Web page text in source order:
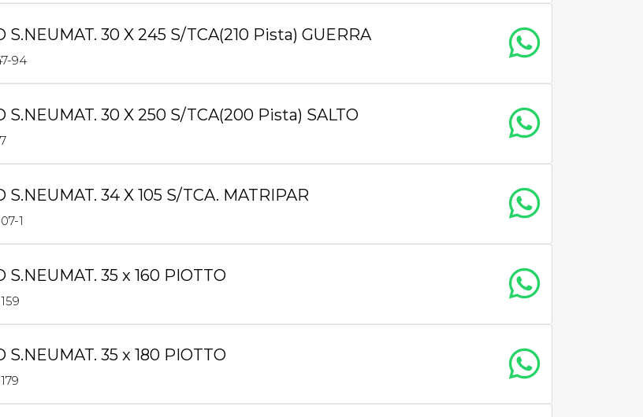
S.NEUMAT. 30 X 245 S/TCA(210 Pista) GUERRA
94
S.NEUMAT. 30 X 250 S/TCA(200 Pista) SALTO
S.NEUMAT. 34 X 105 S/TCA. MATRIPAR
1
S.NEUMAT. 35 x 160 PIOTTO
S.NEUMAT. 35 x 180 PIOTTO